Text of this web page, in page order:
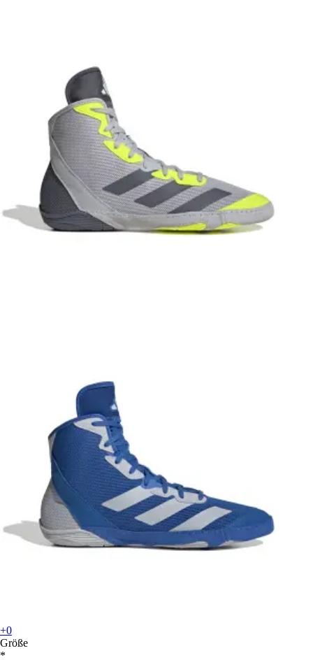
+0
Größe
*